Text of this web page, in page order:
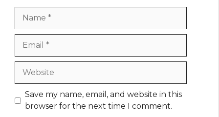
Website
Save my name, email, and website in this
browser for the next time I comment.